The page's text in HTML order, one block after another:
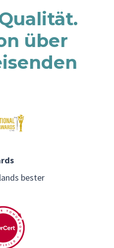
über
bester